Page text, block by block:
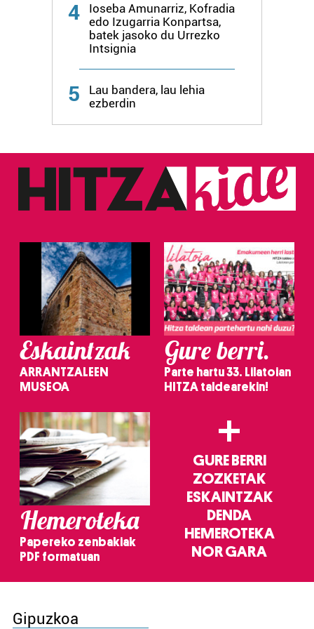
Webgune honek cookie propioak eta hirugarrenen cookie-
fitxategiak erabiltzen ditu. Zure esperientzia eta
zerbitzuak hobetzeko asmoz, cookie teknologiaz
baliatzen gara. Ohar hau onartuz gero, teknologia hori
erabiltzeko baimen esplizitua ematen diguzu.
4
Ioseba Amunarriz, Kofradia
edo Izugarria Konpartsa,
batek jasoko du Urrezko
Intsignia
5
Lau bandera, lau lehia
ezberdin
Eskaintzak
ARRANTZALEEN
MUSEOA
Gure berri.
Parte hartu 33. Lilatoian
HITZA taldearekin!
Hemeroteka
Papereko zenbakiak
PDF formatuan
+
GURE BERRI
ZOZKETAK
ESKAINTZAK
DENDA
HEMEROTEKA
NOR GARA
Gipuzkoa